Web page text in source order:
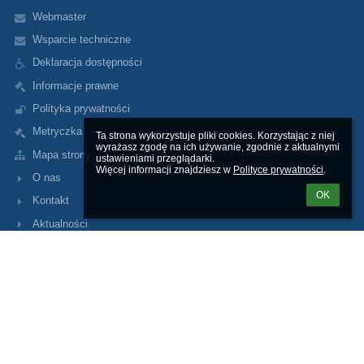
Ta strona wykorzystuje pliki cookies. Korzystając z niej
wyrażasz zgodę na ich używanie, zgodnie z aktualnymi
ustawieniami przeglądarki.
Więcej informacji znajdziesz w Polityce prywatności.
OK
Webmaster
Wsparcie techniczne
Deklaracja dostępności
Informacje prawne
Polityka prywatności
Metryczka
Mapa strony
O nas
Kontakt
Aktualności